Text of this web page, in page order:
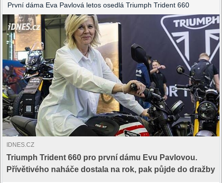
První dáma Eva Pavlová letos osedlá Triumph Trident 660
IDNES.CZ
Triumph Trident 660 pro první dámu Evu Pavlovou.
Přívětivého naháče dostala na rok, pak půjde do dražby